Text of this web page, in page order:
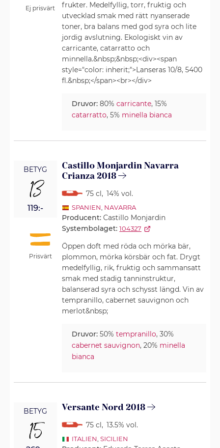
Ej prisvärt
frukter. Medelfyllig, torr, fruktig och
utvecklad smak med rätt nyanserade
toner, bra balans med god syra och lite
jordig avslutning. Ekologiskt vin av
carricante, catarratto och
minnella.&nbsp;&nbsp;<div><span
style="color: inherit;">Lanseras 10/8, 5400
fl.&nbsp;</span><br></div>
Druvor: 80%carricante, 15%
catarratto, 5% minella bianca
BETYG
13
119:-
Prisvärt
Castillo Monjardin Navarra
Crianza 2018
75 cl, 14% vol.
SPANIEN NAVARRA
Producent:Castillo Monjardin
Systembolaget: 104327
Öppen doft med röda och mörka bär,
plommon, mörka körsbär och fat. Drygt
medelfyllig, rik, fruktig och sammansatt
smak med stadig tanninstruktur,
balanserad syra och schysst längd. Vin av
tempranillo, cabernet sauvignon och
merlot&nbsp;
Druvor: 50%tempranillo, 30%
cabernet sauvignon, 20% minella
bianca
BETYG
15
Versante Nord 2018
75 cl, 13.5% vol.
ITALIEN SICILIEN